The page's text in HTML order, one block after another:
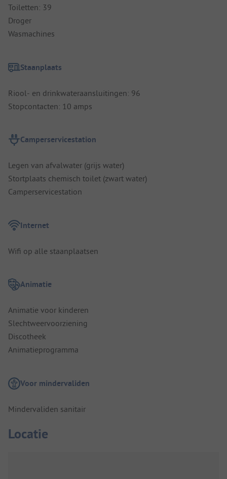
Toiletten: 39
Droger
Wasmachines
Staanplaats
Riool- en drinkwateraansluitingen: 96
Stopcontacten: 10 amps
Camperservicestation
Legen van afvalwater (grijs water)
Stortplaats chemisch toilet (zwart water)
Camperservicestation
Internet
Wifi op alle staanplaatsen
Animatie
Animatie voor kinderen
Slechtweervoorziening
Discotheek
Animatieprogramma
Voor mindervaliden
Mindervaliden sanitair
Locatie